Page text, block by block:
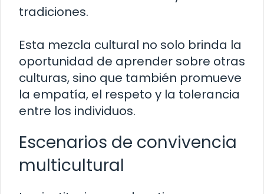
tradiciones.
Esta mezcla cultural no solo brinda la
oportunidad de aprender sobre otras
culturas, sino que también promueve
la empatía, el respeto y la tolerancia
entre los individuos.
Escenarios de convivencia
multicultural